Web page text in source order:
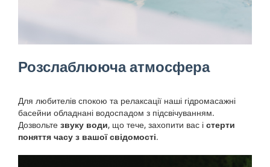
Розслаблююча атмосфера
Для любителів спокою та релаксації наші гідромасажні
басейни обладнані водоспадом з підсвічуванням.
Дозвольте звуку води, що тече, захопити вас і стерти
поняття часу з вашої свідомості.